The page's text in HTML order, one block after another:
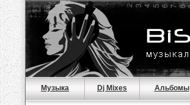
Музыка Dj Mixes Альбомы